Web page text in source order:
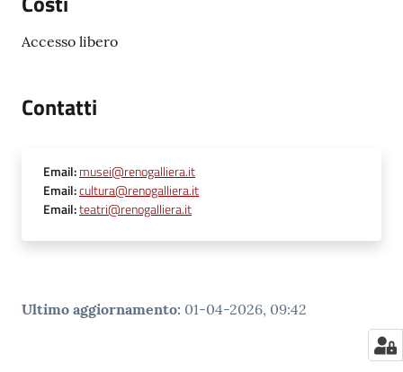
Accesso libero
Contatti
Email:musei@renogalliera.it
Email:cultura@renogalliera.it
Email:teatri@renogalliera.it
Ultimo aggiornamento: 01-04-2026, 09:42